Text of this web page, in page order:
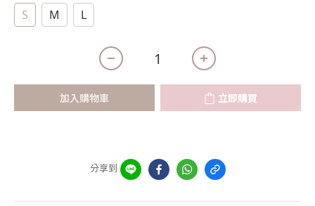
S M L
加入購物車 立即購買
分享到